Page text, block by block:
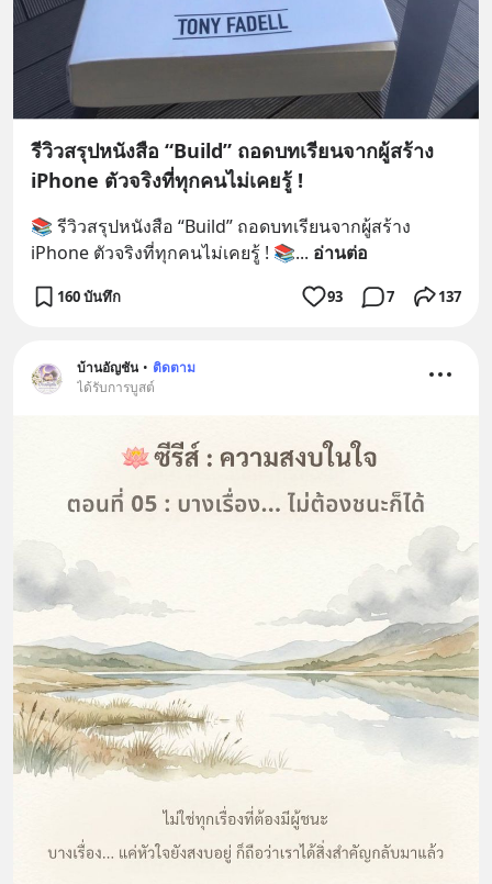
รีวิวสรุปหนังสือ “Build” ถอดบทเรียนจากผู้สร้าง
iPhone ตัวจริงที่ทุกคนไม่เคยรู้ !
📚 รีวิวสรุปหนังสือ “Build” ถอดบทเรียนจากผู้สร้าง
iPhone ตัวจริงที่ทุกคนไม่เคยรู้ ! 📚... อ่านต่อ
160 บันทึก 93 7 137
บ้านอัญชัน • ติดตาม
ได้รับการบูสต์